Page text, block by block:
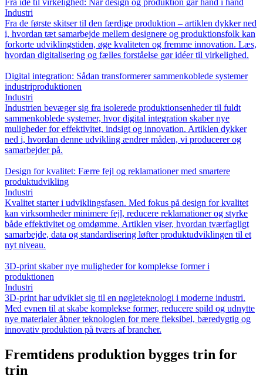
Fra idé til virkelighed: Når design og produktion går hånd i hånd
Industri
Fra de første skitser til den færdige produktion – artiklen dykker ned
i, hvordan tæt samarbejde mellem designere og produktionsfolk kan
forkorte udviklingstiden, øge kvaliteten og fremme innovation. Læs,
hvordan digitalisering og fælles forståelse gør idéer til virkelighed.
Digital integration: Sådan transformerer sammenkoblede systemer
industriproduktionen
Industri
Industrien bevæger sig fra isolerede produktionsenheder til fuldt
sammenkoblede systemer, hvor digital integration skaber nye
muligheder for effektivitet, indsigt og innovation. Artiklen dykker
ned i, hvordan denne udvikling ændrer måden, vi producerer og
samarbejder på.
Design for kvalitet: Færre fejl og reklamationer med smartere
produktudvikling
Industri
Kvalitet starter i udviklingsfasen. Med fokus på design for kvalitet
kan virksomheder minimere fejl, reducere reklamationer og styrke
både effektivitet og omdømme. Artiklen viser, hvordan tværfagligt
samarbejde, data og standardisering løfter produktudviklingen til et
nyt niveau.
3D-print skaber nye muligheder for komplekse former i
produktionen
Industri
3D-print har udviklet sig til en nøgleteknologi i moderne industri.
Med evnen til at skabe komplekse former, reducere spild og udnytte
nye materialer åbner teknologien for mere fleksibel, bæredygtig og
innovativ produktion på tværs af brancher.
Fremtidens produktion bygges trin for
trin